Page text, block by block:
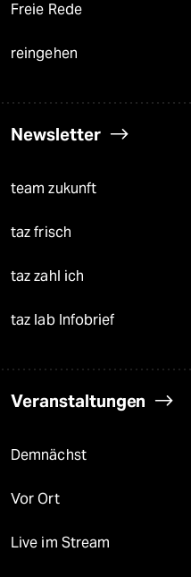
Freie Rede
reingehen
Newsletter
team zukunft
taz frisch
taz zahl ich
taz lab Infobrief
Veranstaltungen
Demnächst
Vor Ort
Live im Stream